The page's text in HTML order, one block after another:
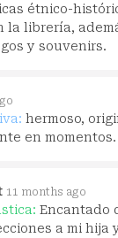
étnico-
la librería,
y souvenirs.
hermoso,
en momentos.
11 months ago
Encantado
a mi hija